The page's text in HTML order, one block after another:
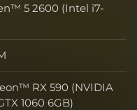
5 2600 (Intel i7-
RX 590 (NVIDIA
1060 6GB)